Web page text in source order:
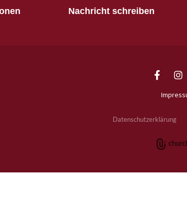
Nachricht schreiben
Datenschutzerklärung